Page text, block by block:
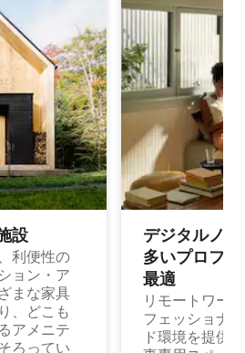
設
利便性の
ョン・ア
まな家具
、どこも
アメニテ
ろってい
デジタルノ
多⁠いプ⁠ロ⁠フ⁠
最⁠適
リモートワー
フェッショナ
ド環境を提供